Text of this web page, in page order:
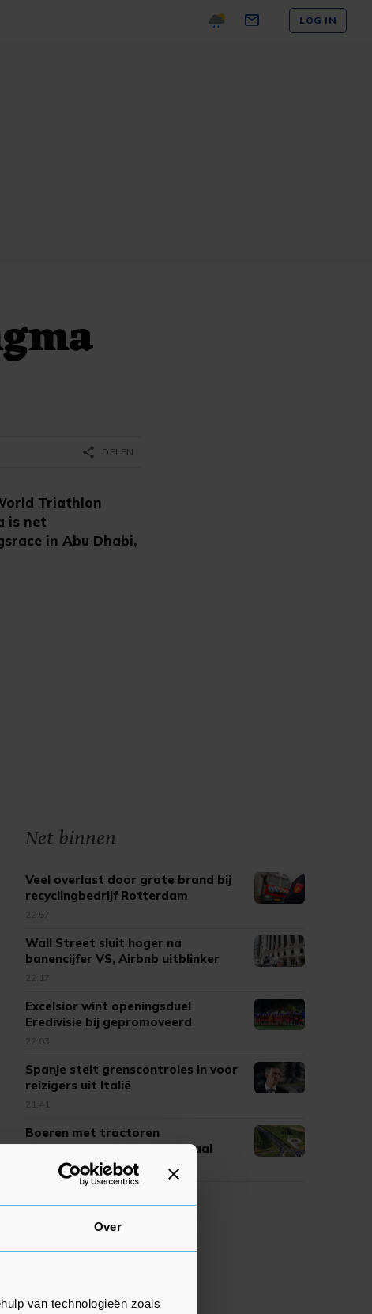
Over
van technologieën zoals
LOG IN
Triathlon
is net
in Abu Dhabi,
share DELEN
Net binnen
Veel overlast door grote brand bij
recyclingbedrijf Rotterdam
22:57
Wall Street sluit hoger na
banencijfer VS, Airbnb uitblinker
22:17
Excelsior wint openingsduel
Eredivisie bij gepromoveerd
Cambuur
22:03
Spanje stelt grenscontroles in voor
reizigers uit Italië
21:41
Boeren met tractoren
demonstreren in Maas en Waal